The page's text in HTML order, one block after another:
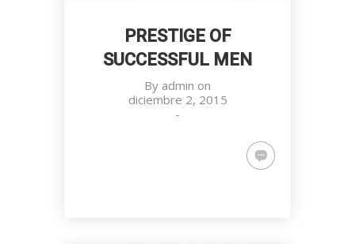
PRESTIGE OF
SUCCESSFUL MEN
By admin on
diciembre 2, 2015
-